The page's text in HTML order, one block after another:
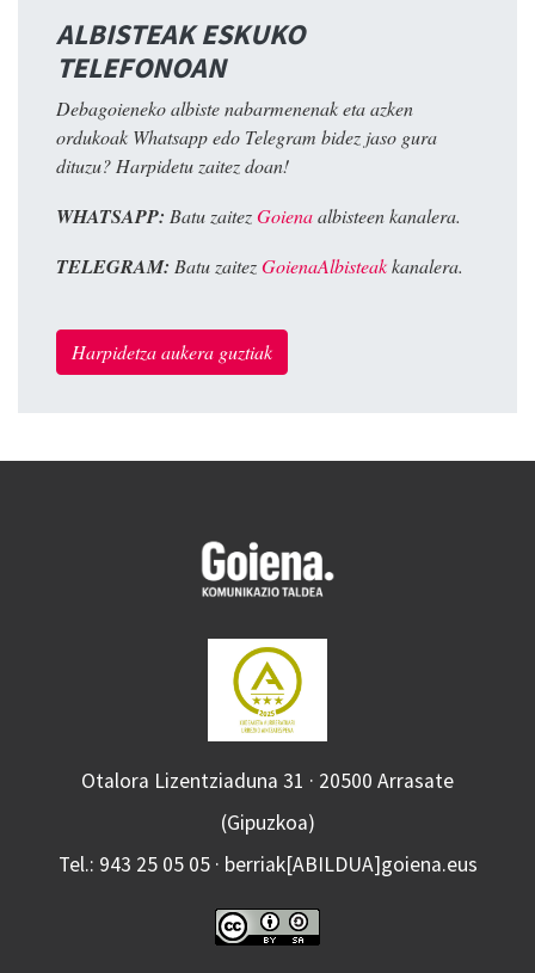
ALBISTEAK ESKUKO
TELEFONOAN
Debagoieneko albiste nabarmenenak eta azken
ordukoak Whatsapp edo Telegram bidez jaso gura
dituzu? Harpidetu zaitez doan!
WHATSAPP: Batu zaitezGoienaalbisteen kanalera.
TELEGRAM: Batu zaitezGoienaAlbisteakkanalera.
Harpidetza aukera guztiak
Otalora Lizentziaduna 31 · 20500 Arrasate
(Gipuzkoa)
Tel.: 943 25 05 05 · berriak[ABILDUA]goiena.eus